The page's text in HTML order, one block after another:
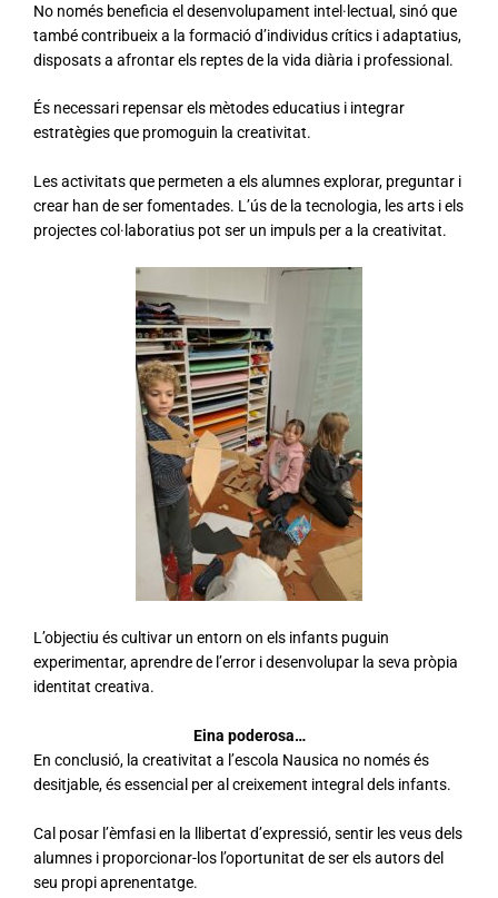
No només beneficia el desenvolupament intel·lectual, sinó que
també contribueix a la formació d’individus crítics i adaptatius,
disposats a afrontar els reptes de la vida diària i professional.
És necessari repensar els mètodes educatius i integrar
estratègies que promoguin la creativitat.
Les activitats que permeten a els alumnes explorar, preguntar i
crear han de ser fomentades. L’ús de la tecnologia, les arts i els
projectes col·laboratius pot ser un impuls per a la creativitat.
L’objectiu és cultivar un entorn on els infants puguin
experimentar, aprendre de l’error i desenvolupar la seva pròpia
identitat creativa.
Eina poderosa…
En conclusió, la creativitat a l’escola Nausica no només és
desitjable, és essencial per al creixement integral dels infants.
Cal posar l’èmfasi en la llibertat d’expressió, sentir les veus dels
alumnes i proporcionar-los l’oportunitat de ser els autors del
seu propi aprenentatge.